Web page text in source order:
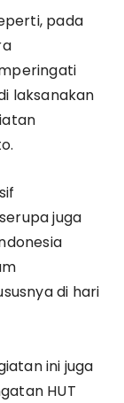
pada
laksanakan
juga
di hari
ini juga
HUT